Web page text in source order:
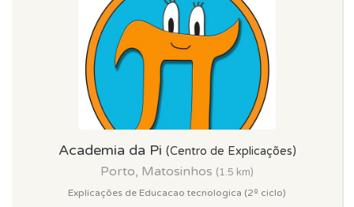
Academia da Pi (Centro de Explicações)
Porto, Matosinhos (1.5 km)
Explicações de Educacao tecnologica (2º ciclo)